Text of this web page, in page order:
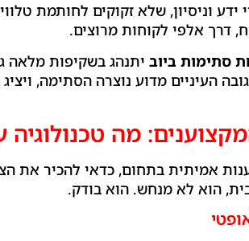
ידע וניסיון, שלא זקוקים לחותמת
דרך אלפי לקוחות מרוצים.
סתימות ביוב יתנהג בשקיפות מלאה
העיניים מדוע נוצרה הסתימה,
מה טכנולוגיה
אמיתית בתחום, כדאי להכיר את
הוא לא מנחש. הוא בודק.